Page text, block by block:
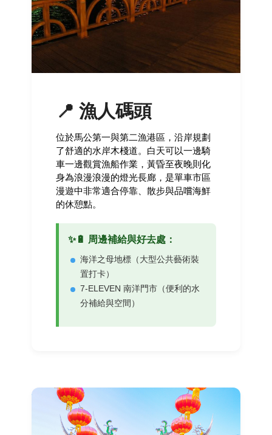
📍 漁人碼頭
位於馬公第一與第二漁港區，沿岸規劃
了舒適的水岸木棧道。白天可以一邊騎
車一邊觀賞漁船作業，黃昏至夜晚則化
身為浪漫浪漫的燈光長廊，是單車市區
漫遊中非常適合停靠、散步與品嚐海鮮
的休憩點。
✨🔋 周邊補給與好去處：
海洋之母地標（大型公共藝術裝
置打卡）
7-ELEVEN 南洋門市（便利的水
分補給與空間）